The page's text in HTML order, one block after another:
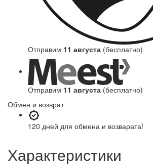
Отправим 11 августа (бесплатно)
Отправим 11 августа (бесплатно)
Обмен и возврат
120 дней для обмена и возварата!
Характеристики